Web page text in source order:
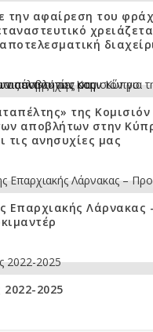
την αφαίρεση του
της Κομισιόν
αποβλήτων στην
τις ανησυχίες μας
Επαρχιακής Λάρνακας
2025